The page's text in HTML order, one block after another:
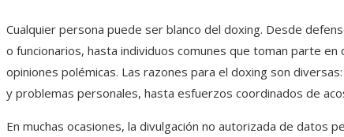
Cualquier persona puede ser blanco del doxing. Desde
o funcionarios, hasta individuos comunes que toman parte
opiniones polémicas. Las razones para el doxing son
y problemas personales, hasta esfuerzos coordinados de
En muchas ocasiones, la divulgación no autorizada de datos